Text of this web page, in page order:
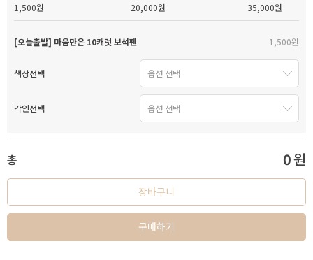
1,500원 20,000원 35,000원
[오늘출발] 마음만은 10캐럿 보석펜 1,500원
색상선택
각인선택
총 0원
장바구니
구매하기